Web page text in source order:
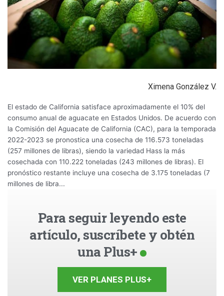
Ximena González V.
El estado de California satisface aproximadamente el 10% del
consumo anual de aguacate en Estados Unidos. De acuerdo con
la Comisión del Aguacate de California (CAC), para la temporada
2022-2023 se pronostica una cosecha de 116.573 toneladas
(257 millones de libras), siendo la variedad Hass la más
cosechada con 110.222 toneladas (243 millones de libras). El
pronóstico restante incluye una cosecha de 3.175 toneladas (7
millones de libra...
Para seguir leyendo este
artículo, suscríbete y obtén
una Plus+
VER PLANES PLUS+